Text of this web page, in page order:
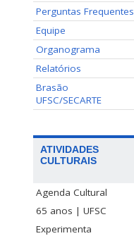
Perguntas Frequentes
Equipe
Organograma
Relatórios
Brasão
UFSC/SECARTE
ATIVIDADES
CULTURAIS
Agenda Cultural
65 anos | UFSC
Experimenta